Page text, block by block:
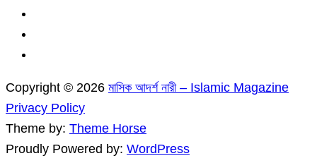
Copyright © 2026 মাসিক আদর্শ নারী – Islamic Magazine
Privacy Policy
Theme by: Theme Horse
Proudly Powered by: WordPress